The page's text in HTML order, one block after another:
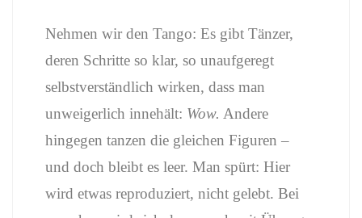
Nehmen wir den Tango: Es gibt Tänzer,
deren Schritte so klar, so unaufgeregt
selbstverständlich wirken, dass man
unweigerlich innehält: Wow. Andere
hingegen tanzen die gleichen Figuren –
und doch bleibt es leer. Man spürt: Hier
wird etwas reproduziert, nicht gelebt. Bei